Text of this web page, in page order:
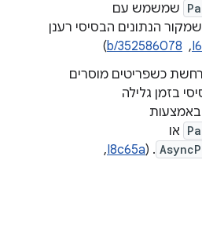
שמשמש עם
הנתונים הבסיסי רענן
, ‏
b/352586078
)
כשפריטים מוסרים
בזמן גלילה
באמצעות
או
. ‫(
I8c65a
, ‏